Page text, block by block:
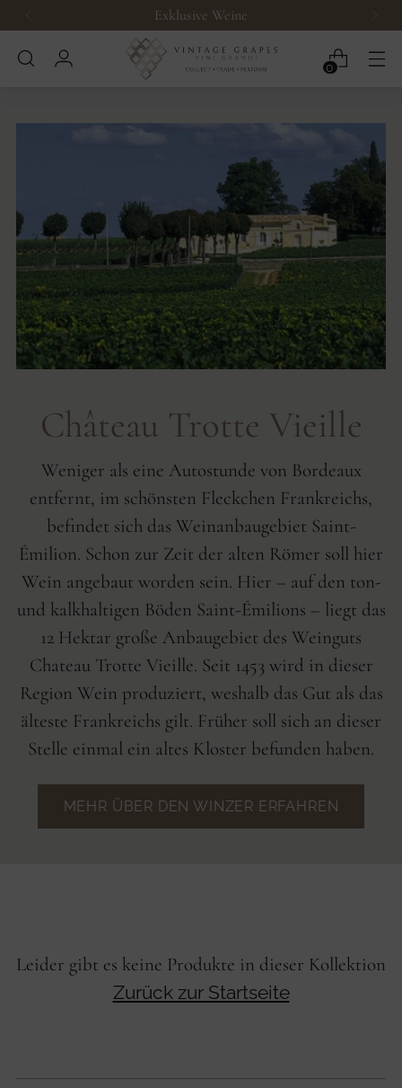
Exklusive Weine
0
Château Trotte Vieille
Weniger als eine Autostunde von Bordeaux
entfernt, im schönsten Fleckchen Frankreichs,
befindet sich das Weinanbaugebiet Saint-
Émilion. Schon zur Zeit der alten Römer soll hier
Wein angebaut worden sein. Hier – auf den ton-
und kalkhaltigen Böden Saint-Émilions – liegt das
12 Hektar große Anbaugebiet des Weinguts
Chateau Trotte Vieille. Seit 1453 wird in dieser
Region Wein produziert, weshalb das Gut als das
älteste Frankreichs gilt. Früher soll sich an dieser
Stelle einmal ein altes Kloster befunden haben.
MEHR ÜBER DEN WINZER ERFAHREN
Leider gibt es keine Produkte in dieser Kollektion
Zurück zur Startseite